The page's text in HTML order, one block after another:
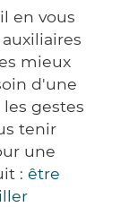
en vous
mieux
d'une
gestes
tenir
une
: être